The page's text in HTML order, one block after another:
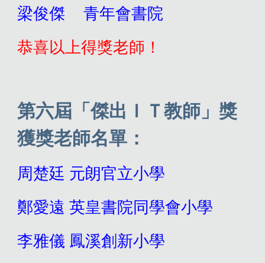
梁俊傑
青年會書院
恭喜以上得獎老師！
第六屆「傑出ＩＴ教師」獎
獲獎老師名單：
周楚廷 元朗官立小學
鄭愛遠英皇書院同學會小學
李雅儀 鳳溪創新小學